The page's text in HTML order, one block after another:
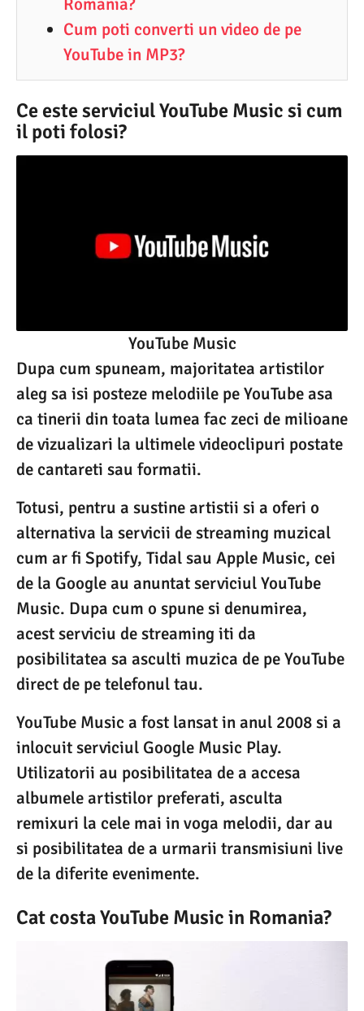
Cum poti converti un video de pe
YouTube in MP3?
Ce este serviciul YouTube Music si cum
il poti folosi?
YouTube Music
Dupa cum spuneam, majoritatea artistilor
aleg sa isi posteze melodiile pe YouTube asa
ca tinerii din toata lumea fac zeci de milioane
de vizualizari la ultimele videoclipuri postate
de cantareti sau formatii.
Totusi, pentru a sustine artistii si a oferi o
alternativa la servicii de streaming muzical
cum ar fi Spotify, Tidal sau Apple Music, cei
de la Google au anuntat serviciul YouTube
Music. Dupa cum o spune si denumirea,
acest serviciu de streaming iti da
posibilitatea sa asculti muzica de pe YouTube
direct de pe telefonul tau.
YouTube Music a fost lansat in anul 2008 si a
inlocuit serviciul Google Music Play.
Utilizatorii au posibilitatea de a accesa
albumele artistilor preferati, asculta
remixuri la cele mai in voga melodii, dar au
si posibilitatea de a urmarii transmisiuni live
de la diferite evenimente.
Cat costa YouTube Music in Romania?